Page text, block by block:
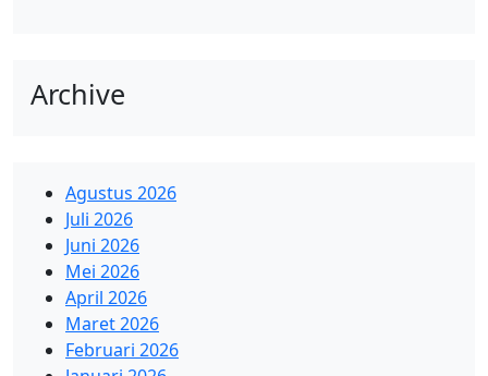
Archive
Agustus 2026
Juli 2026
Juni 2026
Mei 2026
April 2026
Maret 2026
Februari 2026